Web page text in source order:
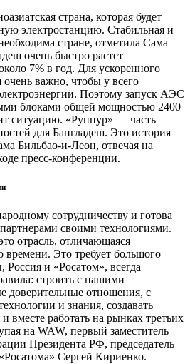
страна, которая будет
электростанцию. Стабильная и
стране, отметила Сама
очень быстро растет
7% в год. Для ускоренного
очень важно, чтобы у всего
Поэтому запуск АЭС
блоками общей мощностью 2400
ситуацию. «Руппур» — часть
для Бангладеш. Это история
Бильбао-и-Леон, отвечая на
пресс-конференции.
сотрудничеству и готова
своими технологиями.
отрасль, отличающаяся
Это требует большого
и «Росатом», всегда
строить с нашими
доверительные отношения, с
и знания, создавать
вместе работать на рынках третьих
на WAW, первый заместитель
Президента РФ, председатель
Сергей Кириенко.